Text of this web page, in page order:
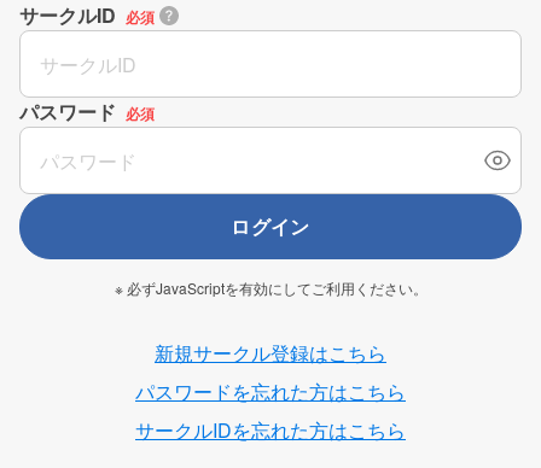
サークルID 必須
パスワード 必須
ログイン
※ 必ずJavaScriptを有効にしてご利用ください。
新規サークル登録はこちら
パスワードを忘れた方はこちら
サークルIDを忘れた方はこちら